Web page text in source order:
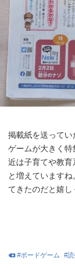
掲載紙を送ってい
ゲームが大きく
近は子育てや教
と増えています
てきたのだと嬉し
#ボードゲーム #